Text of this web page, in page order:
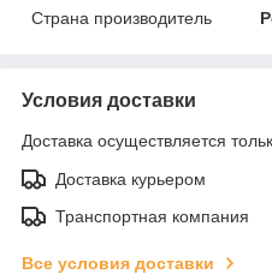
Страна производитель
Условия доставки
Доставка осуществляется
Доставка курьером
Транспортная компания
Все условия доставки